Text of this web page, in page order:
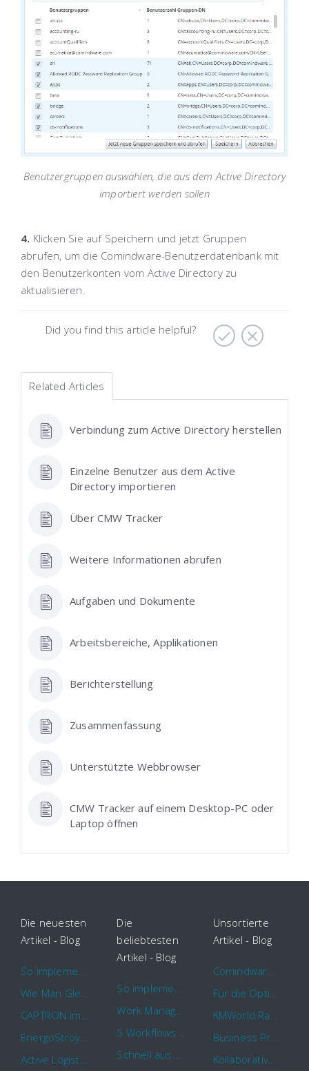
Benutzergruppen auswählen, die aus dem Active Directory
importiert werden sollen
4. Klicken Sie auf Speichern und jetzt Gruppen
abrufen, um die Comindware-Benutzerdatenbank mit
den Benutzerkonten vom Active Directory zu
aktualisieren.
Did you find this article helpful?
Related Articles
Verbindung zum Active Directory herstellen
Einzelne Benutzer aus dem Active
Directory importieren
Über CMW Tracker
Weitere Informationen abrufen
Aufgaben und Dokumente
Arbeitsbereiche, Applikationen
Berichterstellung
Zusammenfassung
Unterstützte Webbrowser
CMW Tracker auf einem Desktop-PC oder
Laptop öffnen
Die neuesten
Artikel - Blog
So implementieren Sie BPMS erfolgreich in Ihrem Unternehmen
Wie Man Gleichzeitig Mehrere Projekte Leitet – 5 Dinge Die Sie Wissen Sollten
CAPTRON implementiert Comindware für die durchgehende „Order to Assemble“-Prozessautomatisierung
EnergoStroyHolding wählt Comindware für die Optimierung seiner Finanz- und Vertriebsabläufe
Active Logistics steigert die Effizienz seiner Geschäftsprozesse mit Comindware
Die
beliebtesten
Artikel - Blog
So implementieren Sie BPMS erfolgreich in Ihrem Unternehmen
Work Management Tools und Online Collaboration
5 Workflows für Genehmigungsprozesse, die Sie mit Comindware Tracker automatisieren können
Schnell auszufüllende Vorlage für Urlaubsanträge und Krankmeldungen
Unsortierte
Artikel - Blog
Comindware Project erweitert Funktionalitäten für Projektteams
Für die Optimierung von Arbeitsabläufen sind Cloud Automation Tools die erste Wahl
KMWorld Ranking: Comindware unter den TOP 100
Business Process Management mit MS Outlook
Kollaboratives Work Management von überall mit der neuen Comindware Tracker iOS-App